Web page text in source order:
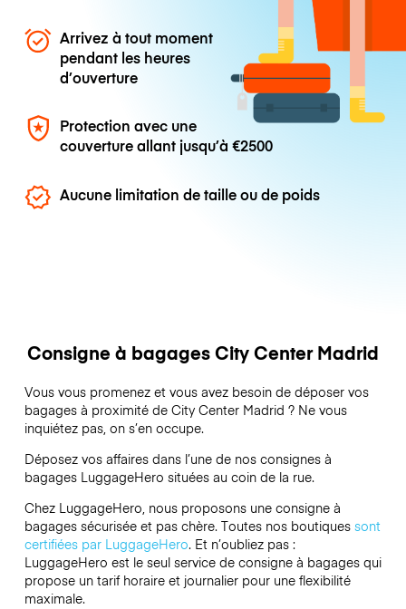
Arrivez à tout moment
pendant les heures
d’ouverture
Protection avec une
couverture allant jusqu’à€2500
Aucune limitation de taille ou de poids
Consigne à bagages City Center Madrid
Vous vous promenez et vous avez besoin de déposer vos
bagages à proximité de City Center Madrid ? Ne vous
inquiétez pas, on s’en occupe.
Déposez vos affaires dans l’une de nos consignes à
bagages LuggageHero situées au coin de la rue.
Chez LuggageHero, nous proposons une consigne à
bagages sécurisée et pas chère. Toutes nos boutiques sont
certifiées par LuggageHero. Et n’oubliez pas :
LuggageHero est le seul service de consigne à bagages qui
propose un tarif horaire et journalier pour une flexibilité
maximale.